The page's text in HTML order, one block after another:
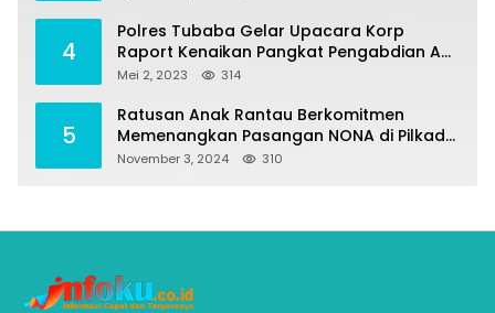
4
Polres Tubaba Gelar Upacara Korp
Raport Kenaikan Pangkat Pengabdian AKP
Alaidin Effendi
Mei 2, 2023 314
5
Ratusan Anak Rantau Berkomitmen
Memenangkan Pasangan NONA di Pilkada
Tubaba 2024
November 3, 2024 310